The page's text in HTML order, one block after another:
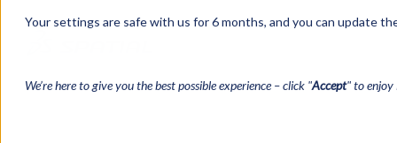
Your settings are safe with us for 6 months, and you can update
We’re here to give you the best possible experience – click "Accept" to